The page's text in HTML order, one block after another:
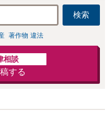
検索
著作物 違法
相談
する